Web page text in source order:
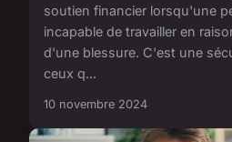
soutien financier lorsqu'une
incapable de travailler en
d'une blessure. C'est une
ceux q...
10 novembre 2024